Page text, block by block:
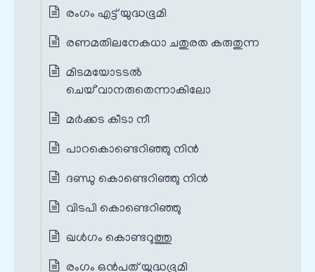
രംഗം എട്ട് യുദ്ധഭൂമി
രണമതിലനേകധാ ചതുരത കരുതുന്ന
മിടമയോടടൽ
ചെയ്`വാനരുതെന്നാകിലോ
മര്‍ക്കട കീടാ നീ
പാറകൊണ്ടെറിഞ്ഞു നിന്‍
ദണ്ഡു കൊണ്ടെറിഞ്ഞു നിന്‍
വിടപി കൊണ്ടെറിഞ്ഞു
ഖള്‍ഗം കൊണ്ടറുത്തു
രംഗം ഒൻപത് യുദ്ധഭൂമി